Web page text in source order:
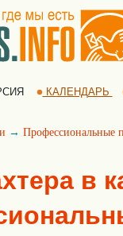
КАЛЕНДАРЬ
→ Профессиональные
в